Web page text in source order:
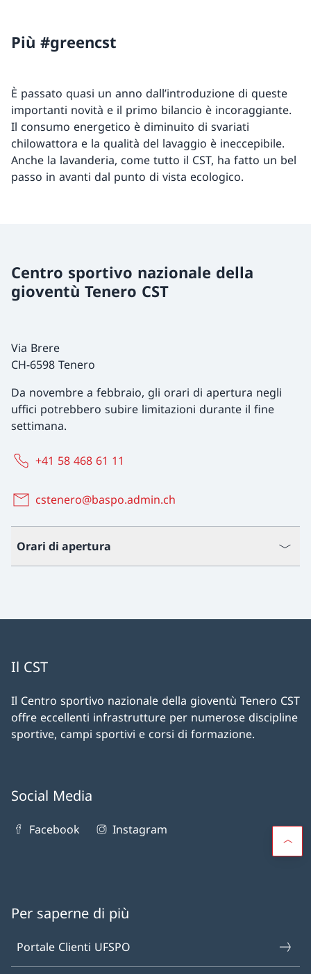
Più #greencst
È passato quasi un anno dall’introduzione di queste
importanti novità e il primo bilancio è incoraggiante.
Il consumo energetico è diminuito di svariati
chilowattora e la qualità del lavaggio è ineccepibile.
Anche la lavanderia, come tutto il CST, ha fatto un bel
passo in avanti dal punto di vista ecologico.
Centro sportivo nazionale della
gioventù Tenero CST
Via Brere
CH-6598 Tenero
Da novembre a febbraio, gli orari di apertura negli
uffici potrebbero subire limitazioni durante il fine
settimana.
+41 58 468 61 11
cstenero@baspo.admin.ch
Orari di apertura
Il CST
Il Centro sportivo nazionale della gioventù Tenero CST
offre eccellenti infrastrutture per numerose discipline
sportive, campi sportivi e corsi di formazione.
Social Media
Facebook Instagram
Per saperne di più
Portale Clienti UFSPO